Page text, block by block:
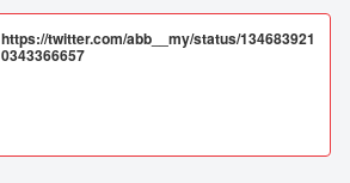
https://twitter.com/abb__my/status/134683921
0343366657